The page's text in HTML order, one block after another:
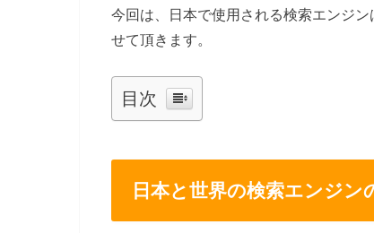
今回は、日本で使用される検索エンジ
せて頂きます。
目次
日本と世界の検索エンジン